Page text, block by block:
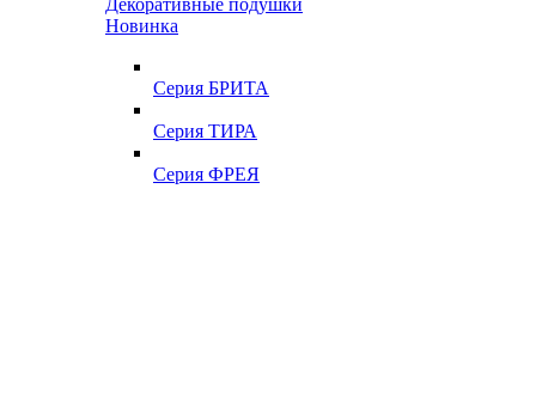
Декоративные подушки
Новинка
Серия БРИТА
Серия ТИРА
Серия ФРЕЯ